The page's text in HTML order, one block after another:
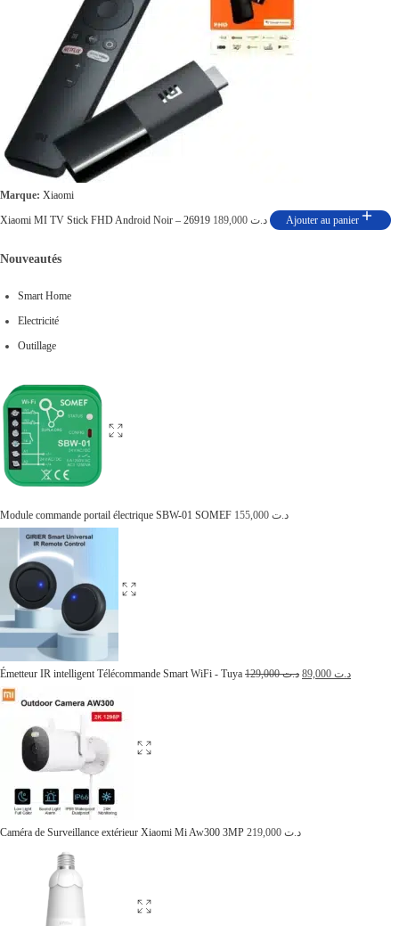
Marque: Xiaomi
Xiaomi MI TV Stick FHD Android Noir – 26919
د.ت Ajouter au panier
Nouveautés
Smart Home
Electricité
Outillage
Module commande portail électrique SBW-01 SOMEF د.ت
Émetteur IR intelligent Télécommande Smart WiFi - Tuya د.ت129,000 د.ت
Caméra de Surveillance extérieur Xiaomi Mi Aw300 3MP د.ت